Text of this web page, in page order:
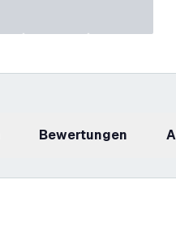
Bewertungen